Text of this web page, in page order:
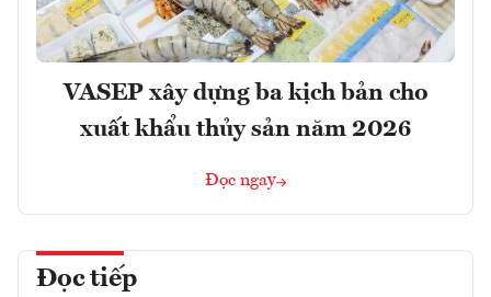
VASEP xây dựng ba kịch bản cho
xuất khẩu thủy sản năm 2026
Đọc ngay
Đọc tiếp